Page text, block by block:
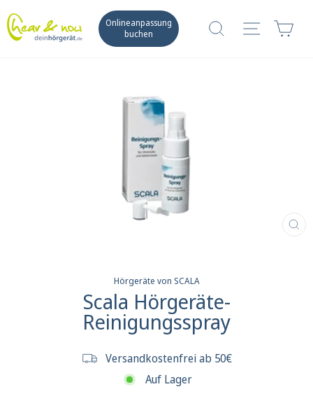
zum
Inhalt
Onlineanpassung
buchen
Suche
Hörgeräte von SCALA
Scala Hörgeräte-
Reinigungsspray
Versandkostenfrei ab 50€
Auf Lager